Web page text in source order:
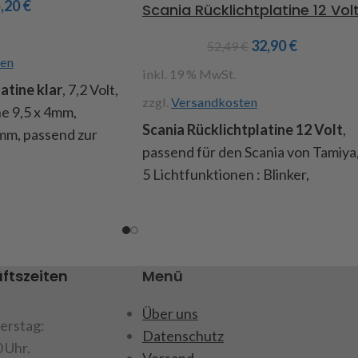
Kinder unter
€
klar, 7,2 Volt,
9,5 x 4mm,
passend zur
Scania Rücklichtplatine 12 Volt
52,49€ 32,90€
inkl. 19 % MwSt.
zzgl. Versandkosten
Scania Rücklichtplatine 12 Volt,
passend für den Scania von Tamiya,
5 Lichtfunktionen : Blinker,
Beleuchtungsplatine, 2
Isolierplatten, 4 Trennstege,
Einbauanleitung
Uhr.
Menü
Über uns
Datenschutz